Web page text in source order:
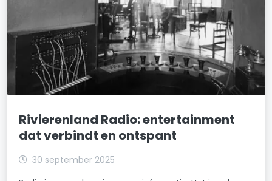
Rivierenland Radio: entertainment
dat verbindt en ontspant
30 september 2025